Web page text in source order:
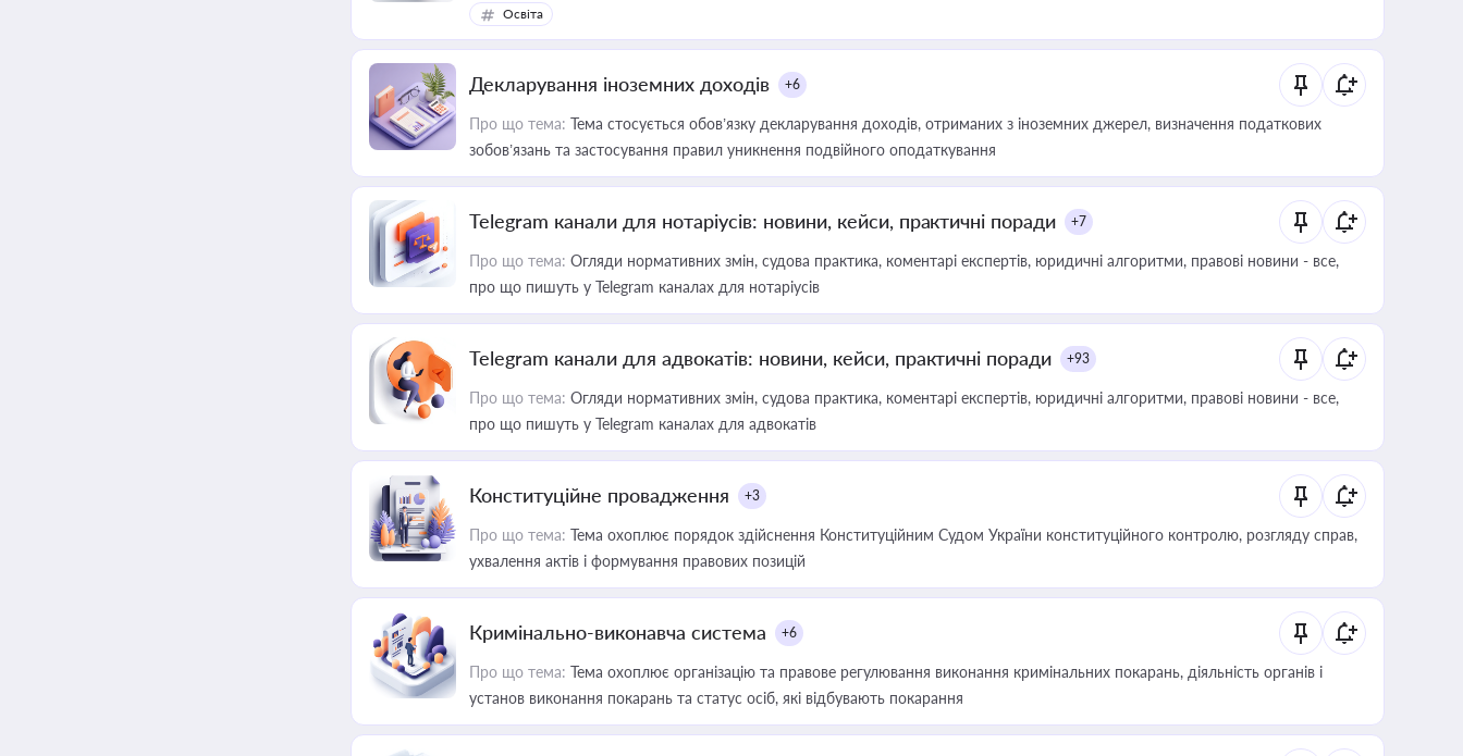
Освіта
Декларування іноземних доходів +6
Про що тема: Тема стосується обов’язку декларування доходів, отриманих з іноземних джерел, визначення податкових
зобов’язань та застосування правил уникнення подвійного оподаткування
Telegram канали для нотаріусів: новини, кейси, практичні поради +7
Про що тема: Огляди нормативних змін, судова практика, коментарі експертів, юридичні алгоритми, правові новини - все,
про що пишуть у Telegram каналах для нотаріусів
Telegram канали для адвокатів: новини, кейси, практичні поради +93
Про що тема: Огляди нормативних змін, судова практика, коментарі експертів, юридичні алгоритми, правові новини - все,
про що пишуть у Telegram каналах для адвокатів
Конституційне провадження +3
Про що тема: Тема охоплює порядок здійснення Конституційним Судом України конституційного контролю, розгляду справ,
ухвалення актів і формування правових позицій
Кримінально-виконавча система +6
Про що тема: Тема охоплює організацію та правове регулювання виконання кримінальних покарань, діяльність органів і
установ виконання покарань та статус осіб, які відбувають покарання